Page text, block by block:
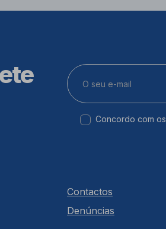
Concordo com os
Contactos
Denúncias